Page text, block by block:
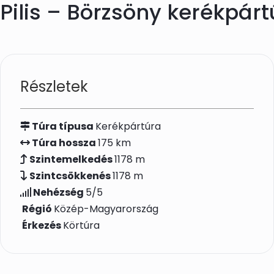
Skip to main content
Pilis – Börzsöny
Részletek
Túra típusa Kerékpártúra
Túra hossza175 km
Szintemelkedés1178 m
Szintcsökkenés1178 m
Nehézség 5/5
Régió Közép-Magyarország
ÉrkezésKörtúra